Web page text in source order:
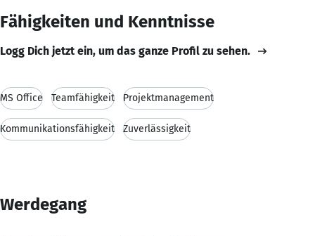
Fähigkeiten und Kenntnisse
Logg Dich jetzt ein, um das ganze Profil zu sehen.
MS Office Teamfähigkeit Projektmanagement
Kommunikationsfähigkeit Zuverlässigkeit
Werdegang